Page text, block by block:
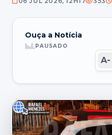
Ouça a Notícia
PAUSADO
A-